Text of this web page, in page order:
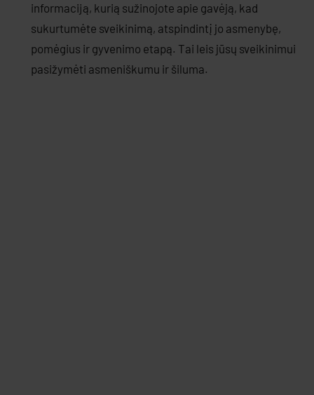
informaciją, kurią sužinojote apie gavėją, kad
sukurtumėte sveikinimą, atspindintį jo asmenybę,
pomėgius ir gyvenimo etapą. Tai leis jūsų sveikinimui
pasižymėti asmeniškumu ir šiluma.